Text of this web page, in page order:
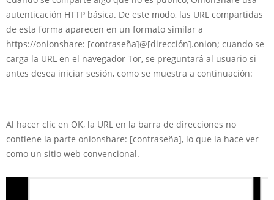
autenticación HTTP básica. De este modo, las URL compartidas
de esta forma aparecen en un formato similar a
https://onionshare: [contraseña]@[dirección].onion; cuando se
carga la URL en el navegador Tor, se preguntará al usuario si
antes desea iniciar sesión, como se muestra a continuación:
Al hacer clic en OK, la URL en la barra de direcciones no
contiene la parte onionshare: [contraseña], lo que la hace ver
como un sitio web convencional.